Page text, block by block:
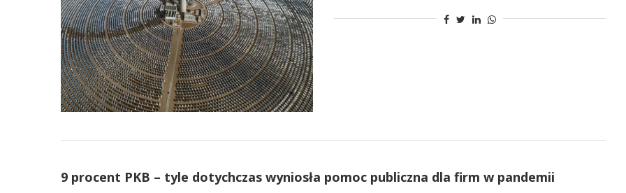
9 procent PKB – tyle dotychczas wyniosła pomoc publiczna dla firm w pandemii